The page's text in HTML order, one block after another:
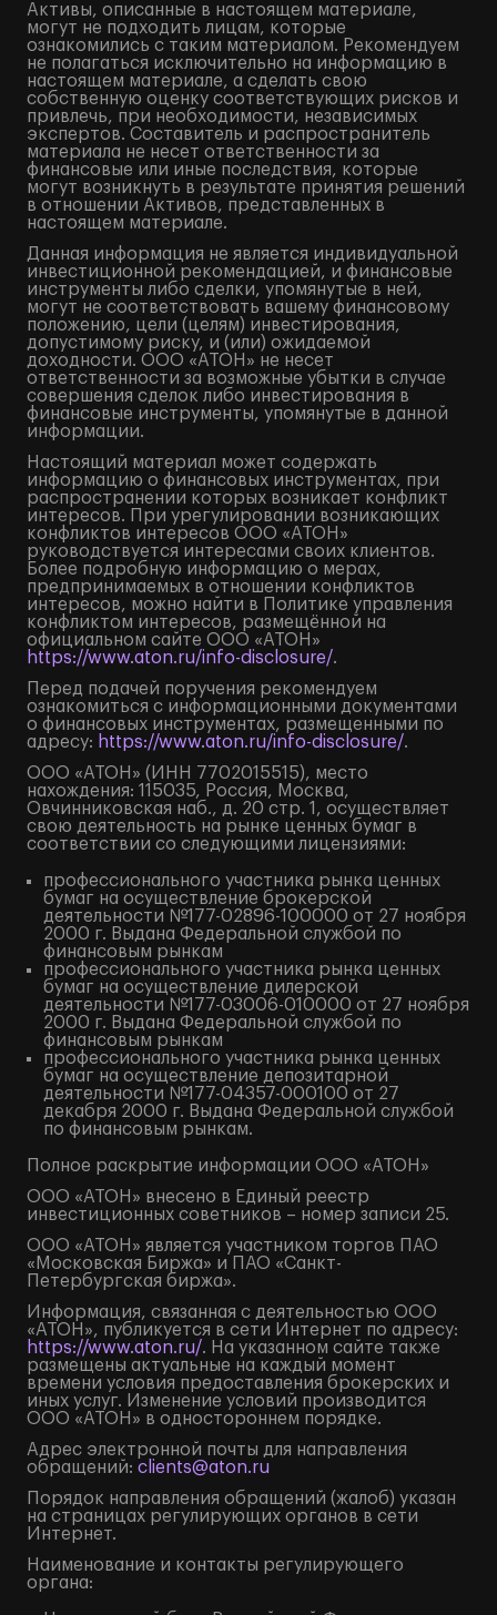
Активы, описанные в настоящем материале,
могут не подходить лицам, которые
ознакомились с таким материалом. Рекомендуем
не полагаться исключительно на информацию в
настоящем материале, а сделать свою
собственную оценку соответствующих рисков и
привлечь, при необходимости, независимых
экспертов. Составитель и распространитель
материала не несет ответственности за
финансовые или иные последствия, которые
могут возникнуть в результате принятия решений
в отношении Активов, представленных в
настоящем материале.
Данная информация не является индивидуальной
инвестиционной рекомендацией, и финансовые
инструменты либо сделки, упомянутые в ней,
могут не соответствовать вашему финансовому
положению, цели (целям) инвестирования,
допустимому риску, и (или) ожидаемой
доходности. ООО «АТОН» не несет
ответственности за возможные убытки в случае
совершения сделок либо инвестирования в
финансовые инструменты, упомянутые в данной
информации.
Настоящий материал может содержать
информацию о финансовых инструментах, при
распространении которых возникает конфликт
интересов. При урегулировании возникающих
конфликтов интересов ООО «АТОН»
руководствуется интересами своих клиентов.
Более подробную информацию о мерах,
предпринимаемых в отношении конфликтов
интересов, можно найти в Политике управления
конфликтом интересов, размещённой на
официальном сайте ООО «АТОН»
https://www.aton.ru/info-disclosure/.
Перед подачей поручения рекомендуем
ознакомиться с информационными документами
о финансовых инструментах, размещенными по
адресу: https://www.aton.ru/info-disclosure/.
ООО «АТОН» (ИНН 7702015515), место
нахождения: 115035, Россия, Москва,
Овчинниковская наб., д. 20 стр. 1, осуществляет
свою деятельность на рынке ценных бумаг в
соответствии со следующими лицензиями:
профессионального участника рынка ценных
бумаг на осуществление брокерской
деятельности №177-02896-100000 от 27 ноября
2000 г. Выдана Федеральной службой по
финансовым рынкам
профессионального участника рынка ценных
бумаг на осуществление дилерской
деятельности №177-03006-010000 от 27 ноября
2000 г. Выдана Федеральной службой по
финансовым рынкам
профессионального участника рынка ценных
бумаг на осуществление депозитарной
деятельности №177-04357-000100 от 27
декабря 2000 г. Выдана Федеральной службой
по финансовым рынкам.
Полное раскрытие информации ООО «АТОН»
ООО «АТОН» внесено в Единый реестр
инвестиционных советников – номер записи 25.
ООО «АТОН» является участником торгов ПАО
«Московская Биржа» и ПАО «Санкт-
Петербургская биржа».
Информация, связанная с деятельностью ООО
«АТОН», публикуется в сети Интернет по адресу:
https://www.aton.ru/. На указанном сайте также
размещены актуальные на каждый момент
времени условия предоставления брокерских и
иных услуг. Изменение условий производится
ООО «АТОН» в одностороннем порядке.
Адрес электронной почты для направления
обращений: clients@aton.ru
Порядок направления обращений (жалоб) указан
на страницах регулирующих органов в сети
Интернет.
Наименование и контакты регулирующего
органа: